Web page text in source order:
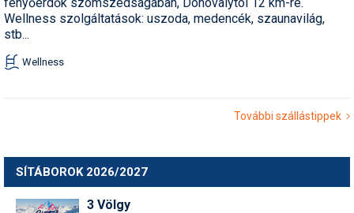
Wellness szolgáltatások: uszoda, medencék, szaunavilág,
stb...
Wellness
További szállástippek
SÍTÁBOROK 2026/2027
3 Völgy